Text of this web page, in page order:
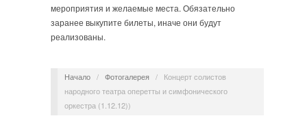
мероприятия и желаемые места. Обязательно
заранее выкупите билеты, иначе они будут
реализованы.
Начало / Фотогалерея /
Концерт солистов
народного театра оперетты и симфонического
оркестра (1.12.12))